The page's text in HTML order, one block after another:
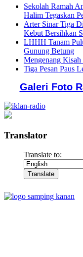
Sekolah Ramah
Halim Tegaskan
Arter Sinar Tiga
Kebut Bersihkan
LHHH Tanam
Gunung Betung
Mengenang Kisah
Tiga Pesan Paus
Galeri Foto
Translator
Translate to: